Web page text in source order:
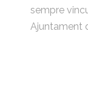
sempre
Ajuntament